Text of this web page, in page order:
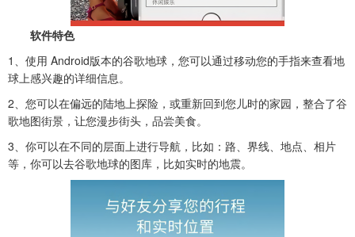
软件特色
1、 使用 Android版本的谷歌地球，您可以通过移动您的手指来查看地
球上感兴趣的详细信息。
2、您可以在偏远的陆地上探险，或重新回到您儿时的家园，整合了谷
歌地图街景，让您漫步街头，品尝美食。
3、你可以在不同的层面上进行导航，比如：路、界线、地点、相片
等，你可以去谷歌地球的图库，比如实时的地震。